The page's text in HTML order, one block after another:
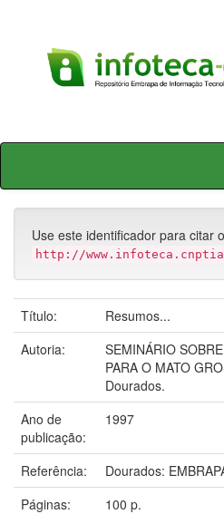
Skip
Use este identificador para citar
http://
Título:
Resumos...
Autoria:
SEMINÁRIO
PARA O MATO
Dourados.
Ano de
publicação:
1997
Referência:
Dourados:
Páginas:
100 p.